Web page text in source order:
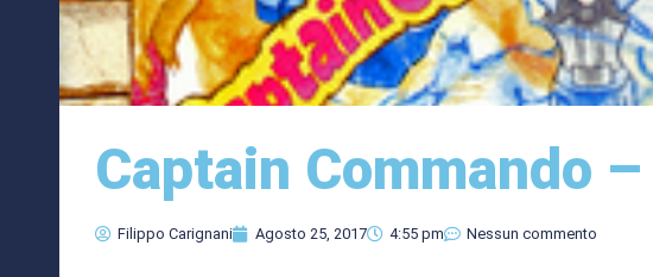
Captain Commando
Filippo Carignani Agosto 25, 2017 4:55 pm Nessun commento